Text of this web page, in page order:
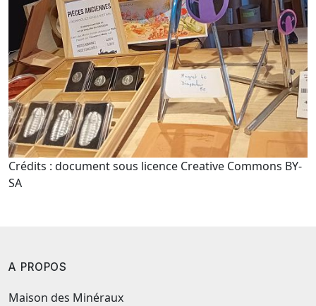
Crédits : document sous licence Creative Commons BY-
SA
A PROPOS
Maison des Minéraux